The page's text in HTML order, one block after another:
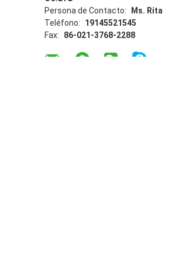
Persona de Contacto:
Ms. Rita
Teléfono:
19145521545
Fax:
86-021-3768-2288